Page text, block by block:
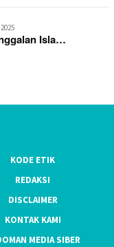
Isla…
KODE ETIK
REDAKSI
DISCLAIMER
KONTAK KAMI
MEDIA SIBER